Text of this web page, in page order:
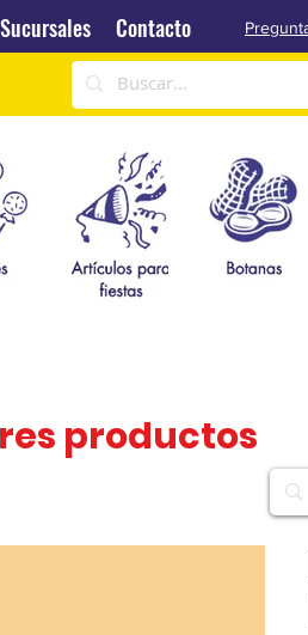
Contacto
Sucursales Contacto
productos